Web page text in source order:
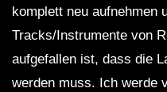
Dub
komplett neu aufnehmen
Tracks/Instrumente von
aufgefallen ist, dass die
werden muss. Ich werde